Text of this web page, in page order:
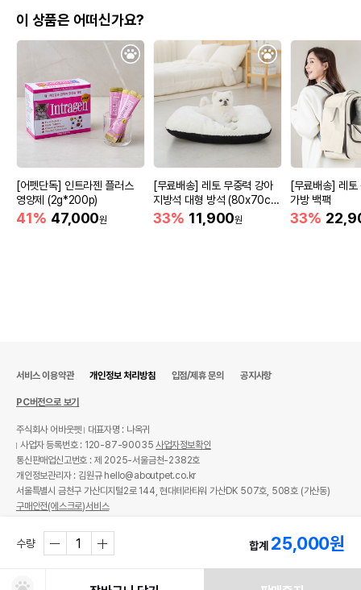
이 상품은 어떠신가요?
[어펫단독] 인트라젠 플러스
영양제 (2g*200p)
41% 47,000원
[무료배송] 레토 무중력 강아
지방석 대형 방석 (80x70c
m)
33% 11,900원
[무료배송] 레토
가방 백팩
33%
수량 합계 25,000원
서비스 이용약관 개인정보 처리방침 입점/제휴 문의 공지사항
PC버전으로 보기
주식회사 어바웃펫
대표자명 : 나옥귀
사업자 등록번호 : 120-87-90035사업자정보확인
통신판매업신고번호 : 제 2025-서울금천-2382호
개인정보관리자 : 김원규 hello@aboutpet.co.kr
서울특별시 금천구 가산디지털2로 144, 현대테라타워 가산DK 507호, 508호 (가산동)
구매안전(에스크로)서비스